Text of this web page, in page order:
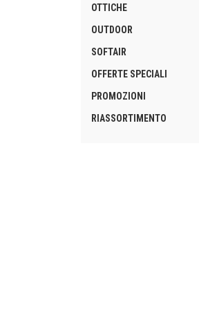
OTTICHE
OUTDOOR
SOFTAIR
OFFERTE SPECIALI
PROMOZIONI
RIASSORTIMENTO